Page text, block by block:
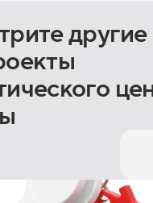
другие